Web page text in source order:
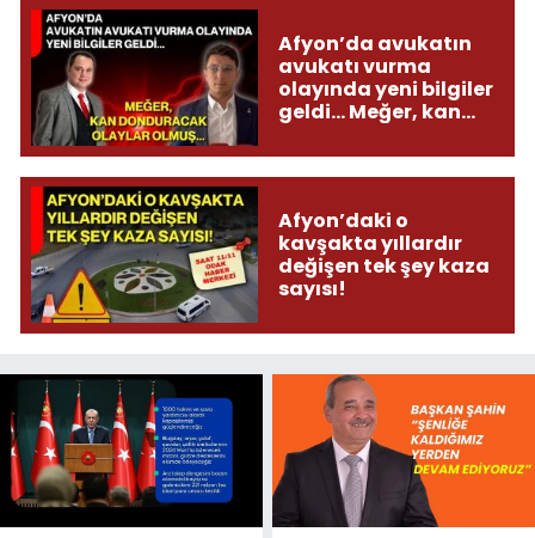
Afyon’da avukatın
avukatı vurma
olayında yeni bilgiler
geldi... Meğer, kan
olmuş...
Afyon’daki o
kavşakta yıllardır
değişen tek şey kaza
sayısı!